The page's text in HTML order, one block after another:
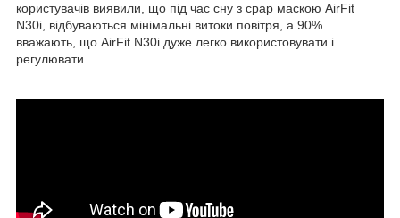
користувачів виявили, що під час сну з cpap маскою AirFit
N30i, відбуваються мінімальні витоки повітря, а 90%
вважають, що AirFit N30i дуже легко використовувати і
регулювати.